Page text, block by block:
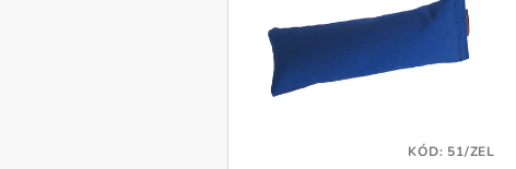
KÓD: 51/ZEL